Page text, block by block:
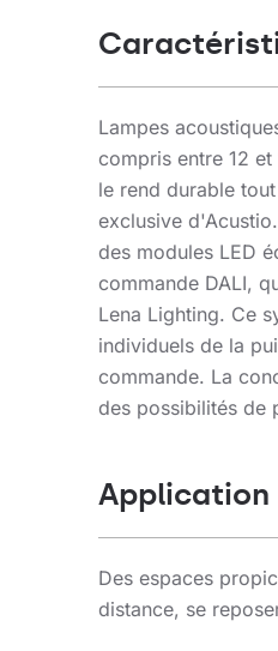
Lampes
compris entre 12
le rend durable
exclusive
des modules LED
commande DALI,
Lena Lighting. Ce
individuels de la
commande. La
des possibilités de
Application
Des espaces
distance, se